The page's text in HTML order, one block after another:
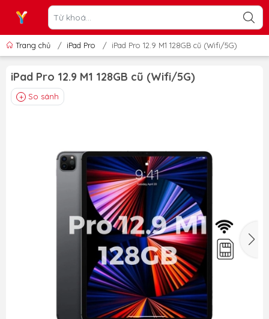
Trang chủ / iPad Pro / iPad Pro 12.9 M1 128GB cũ (Wifi/5G)
iPad Pro 12.9 M1 128GB cũ (Wifi/5G)
So sánh